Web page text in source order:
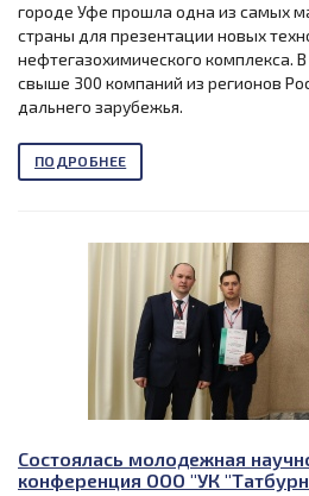
городе Уфе прошла одна из самых
страны для презентации новых
нефтегазохимического комплекса.
свыше 300 компаний из регионов
дальнего зарубежья.
ПОДРОБНЕЕ
Состоялась молодежная
конференция ООО "УК